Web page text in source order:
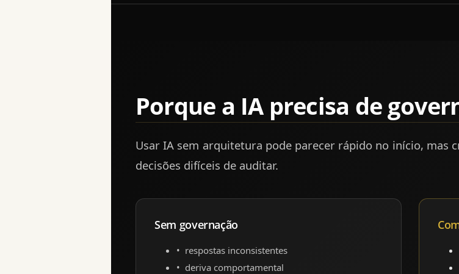
Porque a IA precisa de
Usar IA sem arquitetura pode parecer rápido no início, mas
decisões difíceis de auditar.
Sem governação
respostas inconsistentes
deriva comportamental